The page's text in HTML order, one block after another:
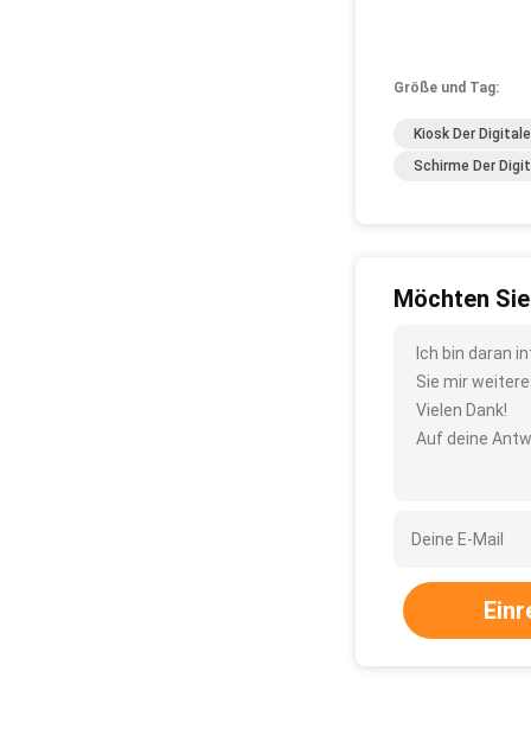
Größe und Tag:
Kiosk Der
Schirme Der
Möchten
Ich bin daran
Sie mir
Vielen Dank!
Auf deine